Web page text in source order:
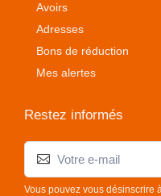
Avoirs
Adresses
Bons de réduction
Mes alertes
Restez informés
Vous pouvez vous désinscrire